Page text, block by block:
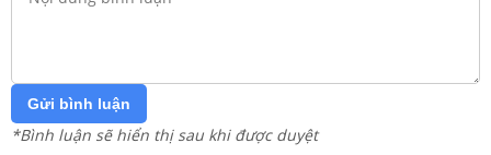
Gửi bình luận
*Bình luận sẽ hiển thị sau khi được duyệt